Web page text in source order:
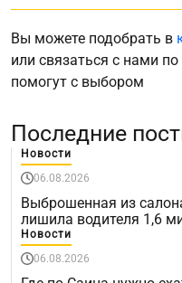
Вы можете подобрать в
или связаться с нами по
помогут с выбором
Последние
Новости
06.08.2026
Выброшенная из
лишила водителя 1,6
Новости
06.08.2026